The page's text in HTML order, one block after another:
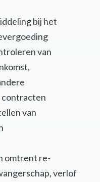
bij het
van
contracten
van
omtrent re-
verlof